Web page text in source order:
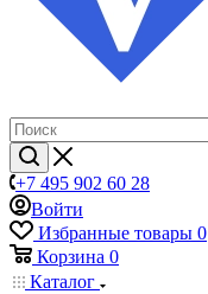
+7 495 902 60 28
Войти
Избранные товары 0
Корзина 0
Каталог